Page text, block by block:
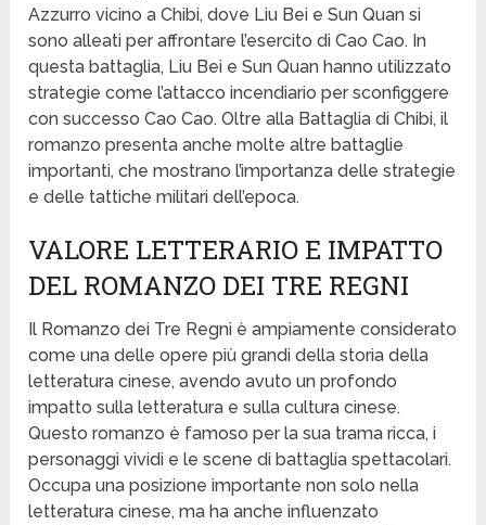
Azzurro vicino a Chibi, dove Liu Bei e Sun Quan si
sono alleati per affrontare l’esercito di Cao Cao. In
questa battaglia, Liu Bei e Sun Quan hanno utilizzato
strategie come l’attacco incendiario per sconfiggere
con successo Cao Cao. Oltre alla Battaglia di Chibi, il
romanzo presenta anche molte altre battaglie
importanti, che mostrano l’importanza delle strategie
e delle tattiche militari dell’epoca.
VALORE LETTERARIO E IMPATTO
DEL ROMANZO DEI TRE REGNI
Il Romanzo dei Tre Regni è ampiamente considerato
come una delle opere più grandi della storia della
letteratura cinese, avendo avuto un profondo
impatto sulla letteratura e sulla cultura cinese.
Questo romanzo è famoso per la sua trama ricca, i
personaggi vividi e le scene di battaglia spettacolari.
Occupa una posizione importante non solo nella
letteratura cinese, ma ha anche influenzato